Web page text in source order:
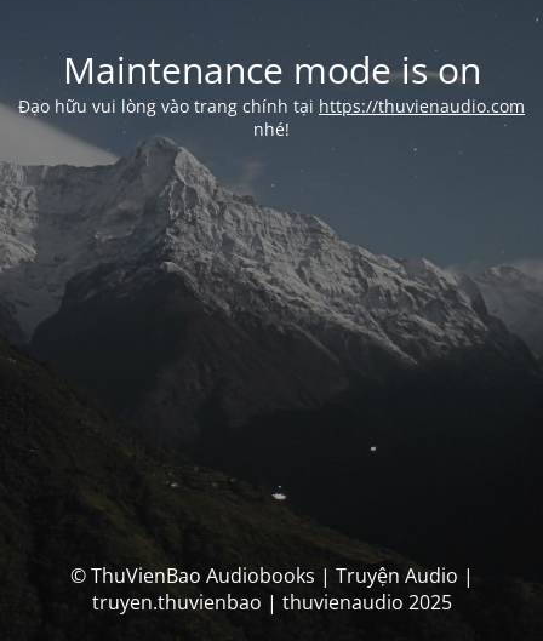
Maintenance mode is on
Đạo hữu vui lòng vào trang chính tại https://thuvienaudio.com
nhé!
© ThuVienBao Audiobooks | Truyện Audio |
truyen.thuvienbao | thuvienaudio 2025